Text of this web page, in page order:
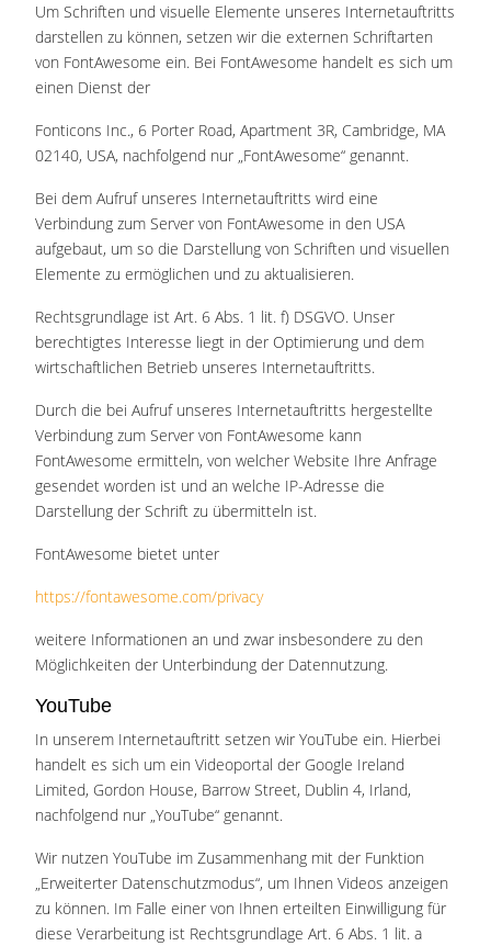
Um Schriften und visuelle Elemente unseres Internetauftritts
darstellen zu können, setzen wir die externen Schriftarten
von FontAwesome ein. Bei FontAwesome handelt es sich um
einen Dienst der
Fonticons Inc., 6 Porter Road, Apartment 3R, Cambridge, MA
02140, USA, nachfolgend nur „FontAwesome“ genannt.
Bei dem Aufruf unseres Internetauftritts wird eine
Verbindung zum Server von FontAwesome in den USA
aufgebaut, um so die Darstellung von Schriften und visuellen
Elemente zu ermöglichen und zu aktualisieren.
Rechtsgrundlage ist Art. 6 Abs. 1 lit. f) DSGVO. Unser
berechtigtes Interesse liegt in der Optimierung und dem
wirtschaftlichen Betrieb unseres Internetauftritts.
Durch die bei Aufruf unseres Internetauftritts hergestellte
Verbindung zum Server von FontAwesome kann
FontAwesome ermitteln, von welcher Website Ihre Anfrage
gesendet worden ist und an welche IP-Adresse die
Darstellung der Schrift zu übermitteln ist.
FontAwesome bietet unter
https://fontawesome.com/privacy
weitere Informationen an und zwar insbesondere zu den
Möglichkeiten der Unterbindung der Datennutzung.
YouTube
In unserem Internetauftritt setzen wir YouTube ein. Hierbei
handelt es sich um ein Videoportal der Google Ireland
Limited, Gordon House, Barrow Street, Dublin 4, Irland,
nachfolgend nur „YouTube“ genannt.
Wir nutzen YouTube im Zusammenhang mit der Funktion
„Erweiterter Datenschutzmodus“, um Ihnen Videos anzeigen
zu können. Im Falle einer von Ihnen erteilten Einwilligung für
diese Verarbeitung ist Rechtsgrundlage Art. 6 Abs. 1 lit. a